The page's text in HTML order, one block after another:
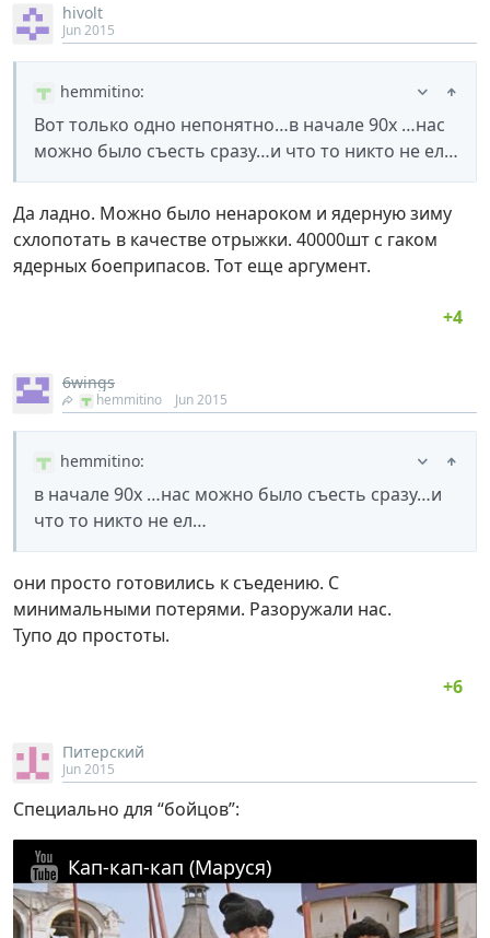
hivolt
Jun 2015
hemmitino:
Вот только одно непонятно…в начале 90х …нас
можно было съесть сразу…и что то никто не ел…
Да ладно. Можно было ненароком и ядерную зиму
схлопотать в качестве отрыжки. 40000шт с гаком
ядерных боеприпасов. Тот еще аргумент.
6wings
hemmitino Jun 2015
hemmitino:
в начале 90х …нас можно было съесть сразу…и
что то никто не ел…
они просто готовились к съедению. С
минимальными потерями. Разоружали нас.
Тупо до простоты.
Питерский
Jun 2015
Специально для “бойцов”:
Кап-кап-кап (Маруся)